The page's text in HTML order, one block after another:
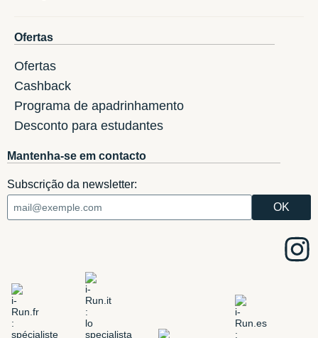
Ofertas
Ofertas
Cashback
Programa de apadrinhamento
Desconto para estudantes
Mantenha-se em contacto
Subscrição da newsletter: